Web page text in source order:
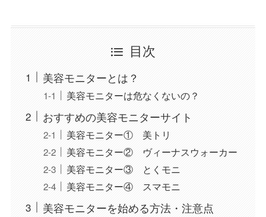
目次
美容モニターとは？
美容モニターは危なくないの？
おすすめの美容モニターサイト
美容モニター① 美トリ
美容モニター② ヴィーナスウォーカー
美容モニター③ とくモニ
美容モニター④ スマモニ
美容モニターを始める方法・注意点